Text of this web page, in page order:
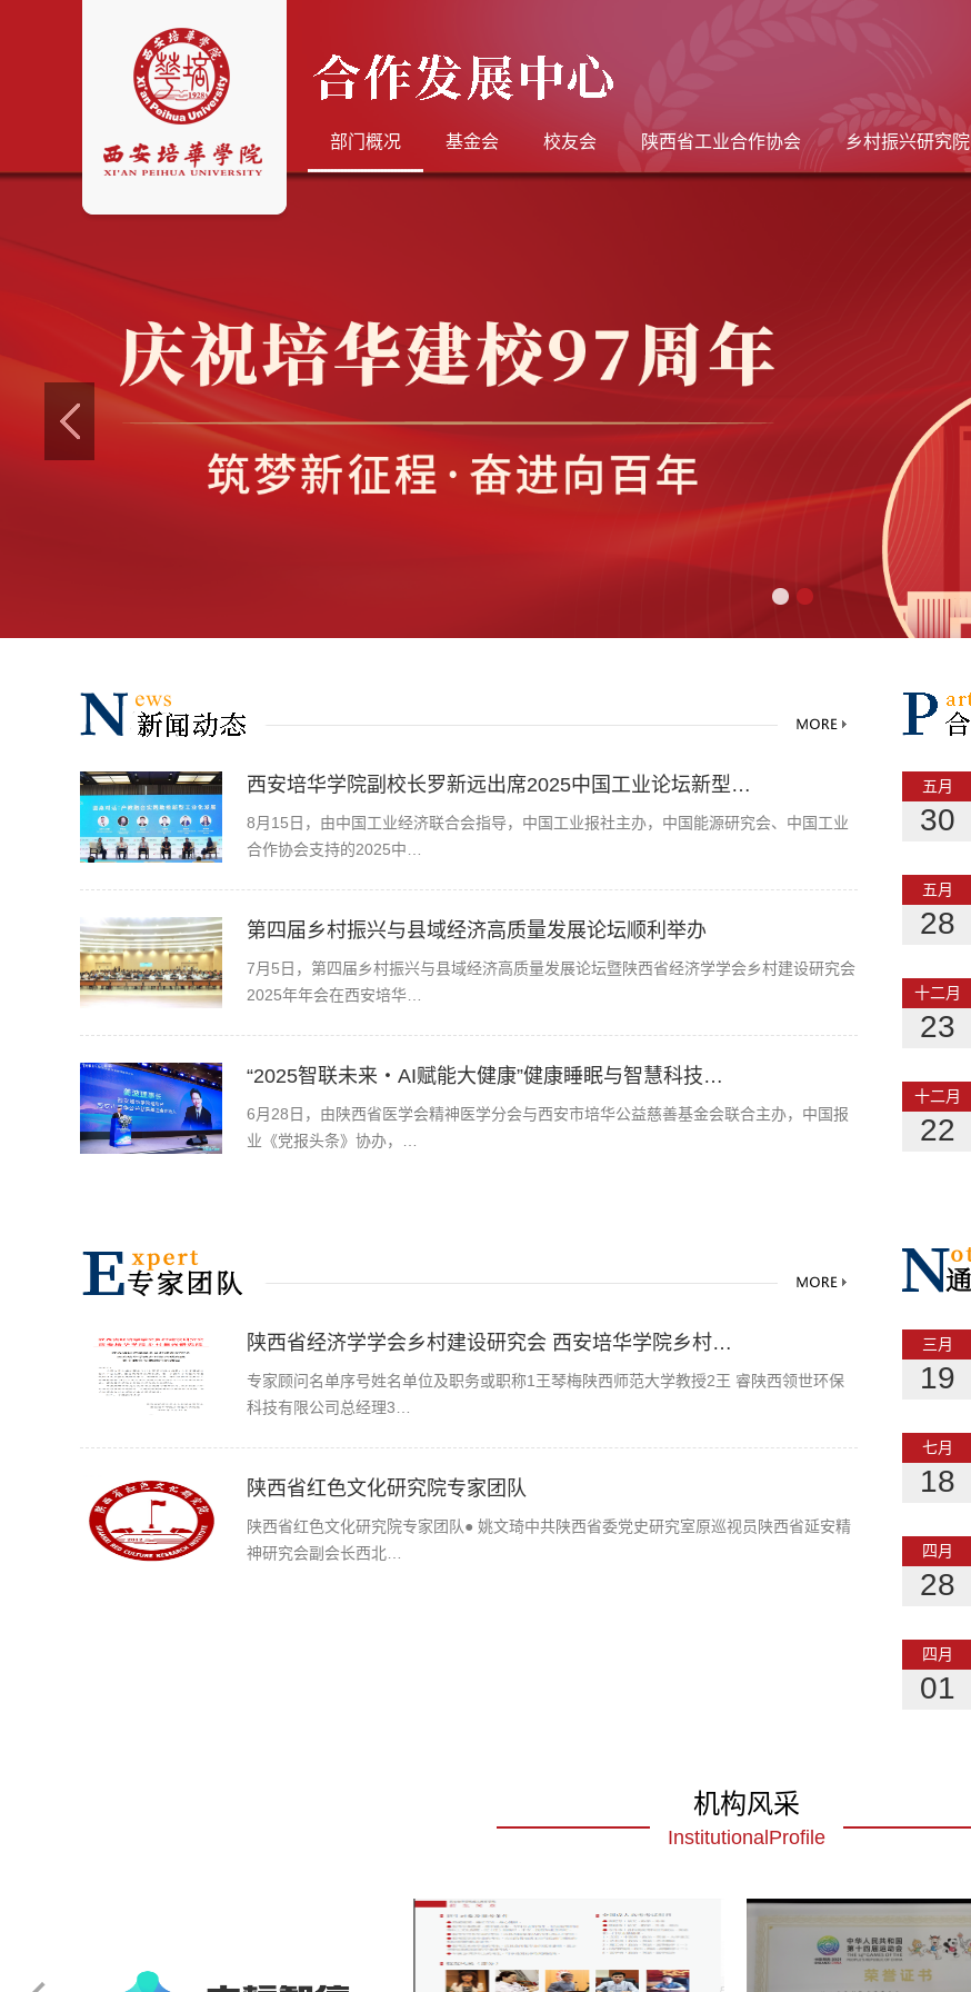
部门概况 基金会 校友会 陕西省工业合作协会 乡村振兴研究院
西安培华学院副校长罗新远出席2025中国工业论坛新型…
8月15日，由中国工业经济联合会指导，中国工业报社主办，中国能源研究会、中国工业
合作协会支持的2025中…
第四届乡村振兴与县域经济高质量发展论坛顺利举办
7月5日，第四届乡村振兴与县域经济高质量发展论坛暨陕西省经济学学会乡村建设研究会
2025年年会在西安培华…
“2025智联未来・AI赋能大健康”健康睡眠与智慧科技…
6月28日，由陕西省医学会精神医学分会与西安市培华公益慈善基金会联合主办，中国报
业《党报头条》协办，…
五月
30
五月
28
十二月
23
十二月
22
陕西省经济学学会乡村建设研究会 西安培华学院乡村…
专家顾问名单序号姓名单位及职务或职称1王琴梅陕西师范大学教授2王 睿陕西领世环保
科技有限公司总经理3…
陕西省红色文化研究院专家团队
陕西省红色文化研究院专家团队● 姚文琦中共陕西省委党史研究室原巡视员陕西省延安精
神研究会副会长西北…
三月
19
七月
18
四月
28
四月
01
机构风采
InstitutionalProfile